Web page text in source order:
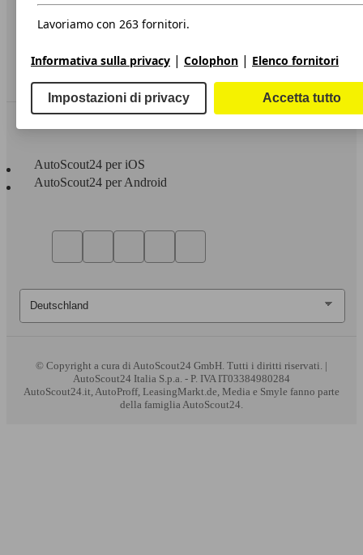
Dichiarazione di Accessibilità
Servizi
AutoScout24 per iOS
AutoScout24 per Android
© Copyright a cura di AutoScout24 GmbH. Tutti i diritti riservati. |
AutoScout24 Italia S.p.a. - P. IVA IT03384980284
AutoScout24.it, AutoProff, LeasingMarkt.de, Media e Smyle fanno parte
della famiglia AutoScout24.
Lavoriamo con 263 fornitori.
Informativa sulla privacy | Colophon | Elenco fornitori
Impostazioni di privacy Accetta tutto